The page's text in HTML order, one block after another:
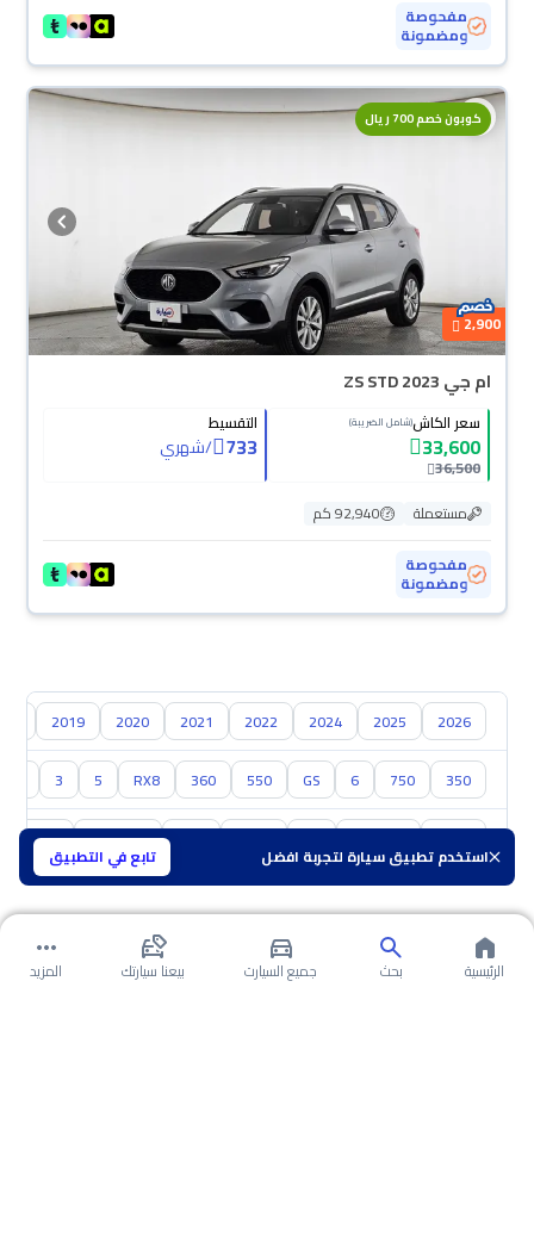
استخدم تطبيق سيارة لتجربة افضل تابع في التطبيق
مفحوصة
ومضمونة
كوبون خصم 700 ريال
محجوزة
2,900
ام جي ZS STD 2023
سعر الكاش(شامل الضريبة)
33,600
36,500
التقسيط
733
/شهري
مستعملة
92,940 كم
مفحوصة
ومضمونة
2026
2025
2024
2022
2021
2020
2019
350
750
6
GS
550
360
RX8
5
3
سوزوكي هافال
الرئيسية بحث جميع السيارت بيعنا سيارتك المزيد